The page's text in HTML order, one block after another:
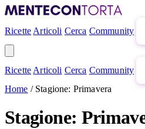
Ricette Articoli Cerca Community
Ricette Articoli Cerca Community
Home / Stagione: Primavera
Stagione: